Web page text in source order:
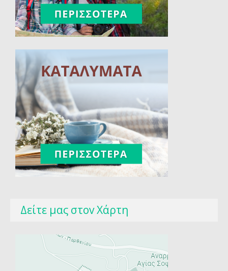
Δείτε μας στοv Χάρτη